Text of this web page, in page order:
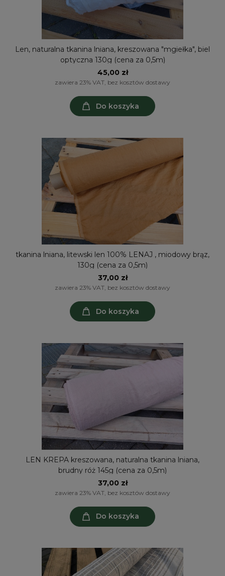
Len, naturalna tkanina lniana, kreszowana "mgiełka", biel
optyczna 130g (cena za 0,5m)
45,00 zł
zawiera 23% VAT, bez kosztów dostawy
Do koszyka
tkanina lniana, litewski len 100% LENAJ , miodowy brąz,
130g (cena za 0,5m)
37,00 zł
zawiera 23% VAT, bez kosztów dostawy
Do koszyka
LEN KREPA kreszowana, naturalna tkanina lniana,
brudny róż 145g (cena za 0,5m)
37,00 zł
zawiera 23% VAT, bez kosztów dostawy
Do koszyka